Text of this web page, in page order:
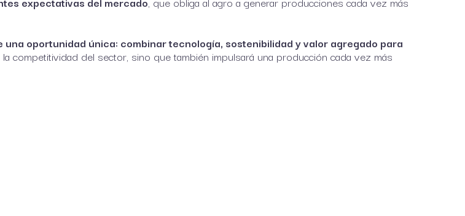
oportunidad única: combinar tecnología, sostenibilidad y valor agregado para
competitividad del sector, sino que también impulsará una producción cada vez más